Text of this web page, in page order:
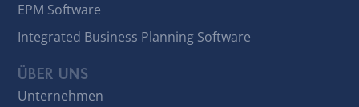
EPM Software
Integrated Business Planning Software
ÜBER UNS
Unternehmen